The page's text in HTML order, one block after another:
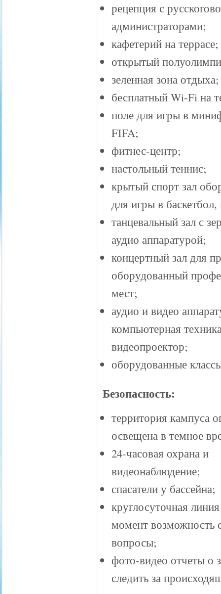
рецепция с
администраторами;
кафетерий на террасе;
открытый
зеленная зона отдыха;
бесплатный Wi-Fi на
поле для игры в
FIFA;
фитнес-центр;
настольный теннис;
крытый спорт зал
для игры в
танцевальный зал с
аудио аппаратурой;
концертный зал для
оборудованный
мест;
аудио и видео
компьютерная
видеопроектор;
оборудованные
Безопасность:
территория кампуса
освещена в темное
24-часовая охрана и
видеонаблюдение;
спасатели у бассейна;
круглосуточная
момент возможность
вопросы;
фото-видео отчеты о
следить за